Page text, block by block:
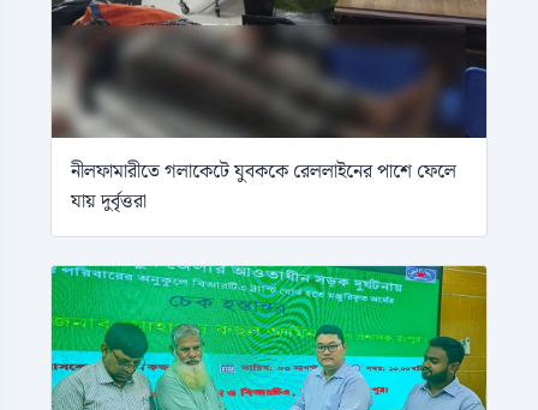
নীলফামারীতে গলাকেটে যুবককে রেললাইনের পাশে ফেলে
যায় দুর্বৃত্তরা